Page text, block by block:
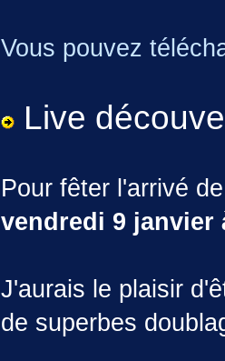
Vous pouvez
Live
Pour fêter l'arrivé
vendredi 9 janvier
J'aurais le plaisir
de superbes